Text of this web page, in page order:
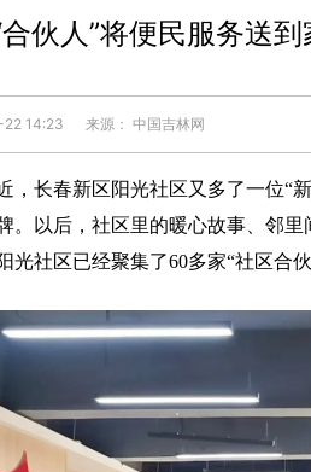
伙人”将便民服务送到
22 14:23 来源： 中国吉林网
长春新区阳光社区又多了一位“
。以后，社区里的暖心故事、邻
光社区已经聚集了60多家“社区合